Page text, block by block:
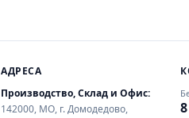
АДРЕСА
Производство, Склад и Офис:
142000, МО, г. Домодедово,